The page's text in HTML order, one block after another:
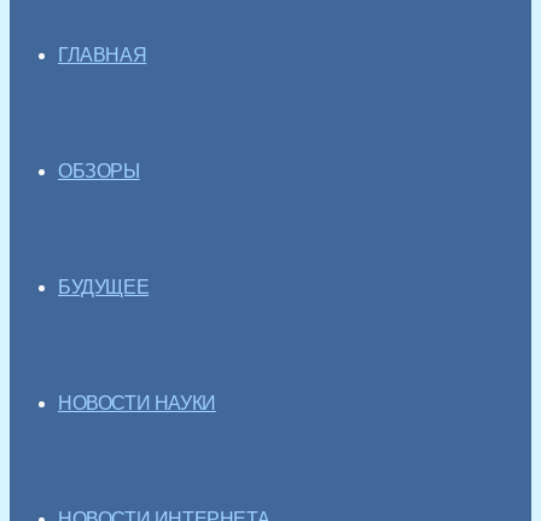
ГЛАВНАЯ
ОБЗОРЫ
БУДУЩЕЕ
НОВОСТИ НАУКИ